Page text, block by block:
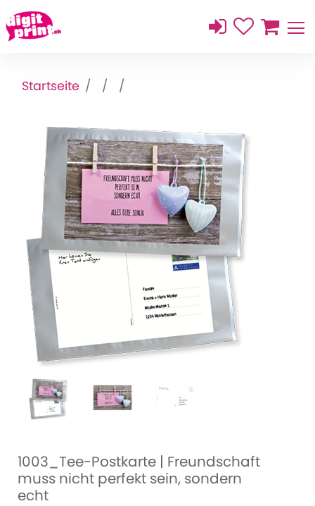
Startseite
1003_Tee-Postkarte | Freundschaft
muss nicht perfekt sein, sondern
echt